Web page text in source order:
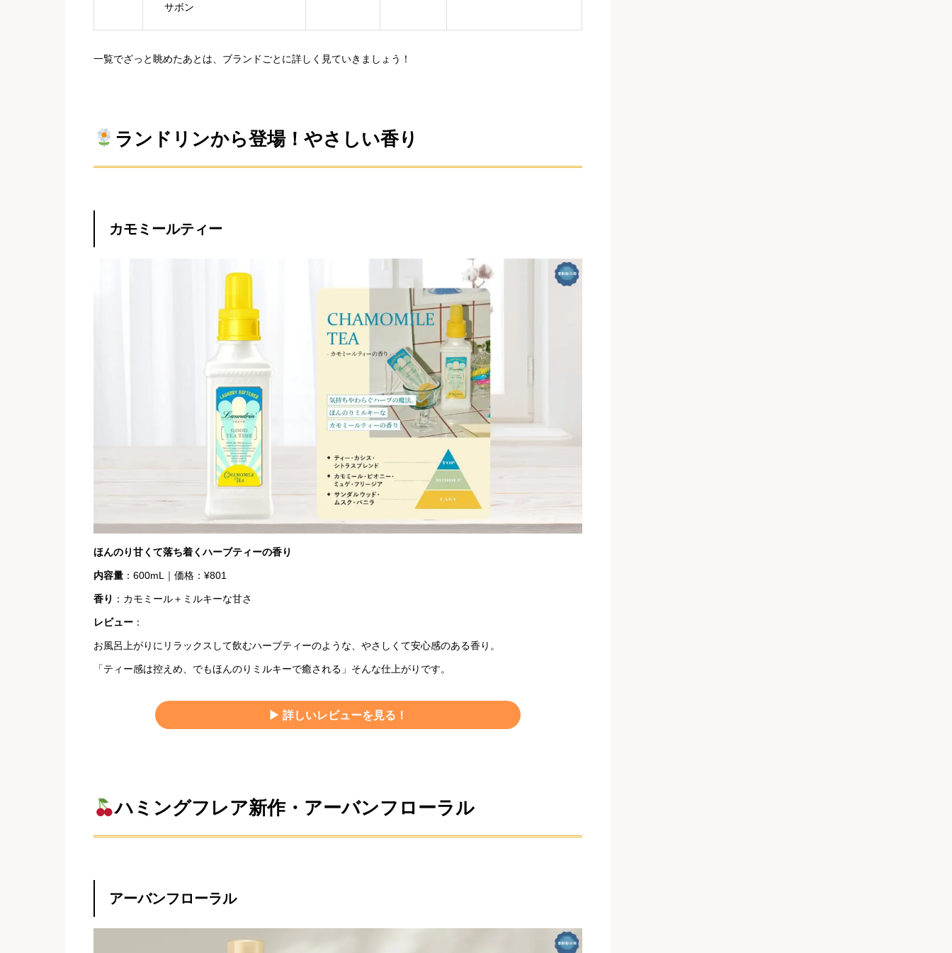
サボン
一覧でざっと眺めたあとは、ブランドごとに詳しく見ていきましょう！
ランドリンから登場！やさしい香り
カモミールティー
ほんのり甘くて落ち着くハーブティーの香り
内容量 ：600mL｜価格：¥801
香り ：カモミール＋ミルキーな甘さ
レビュー ：
お風呂上がりにリラックスして飲むハーブティーのような、やさしくて安心感のある香り。
「ティー感は控えめ、でもほんのりミルキーで癒される」そんな仕上がりです。
▶︎ 詳しいレビューを見る！
ハミングフレア新作・アーバンフローラル
アーバンフローラル